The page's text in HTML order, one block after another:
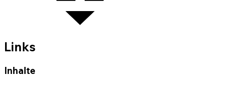
Links
Inhalte